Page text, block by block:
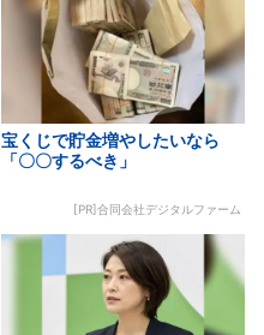
宝くじで貯金増やしたいなら
「〇〇するべき」
[PR]合同会社デジタルファーム